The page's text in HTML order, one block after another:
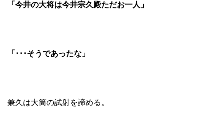
「今井の大将は今井宗久殿ただお一人」
「･･･そうであったな」
兼久は大筒の試射を諦める。